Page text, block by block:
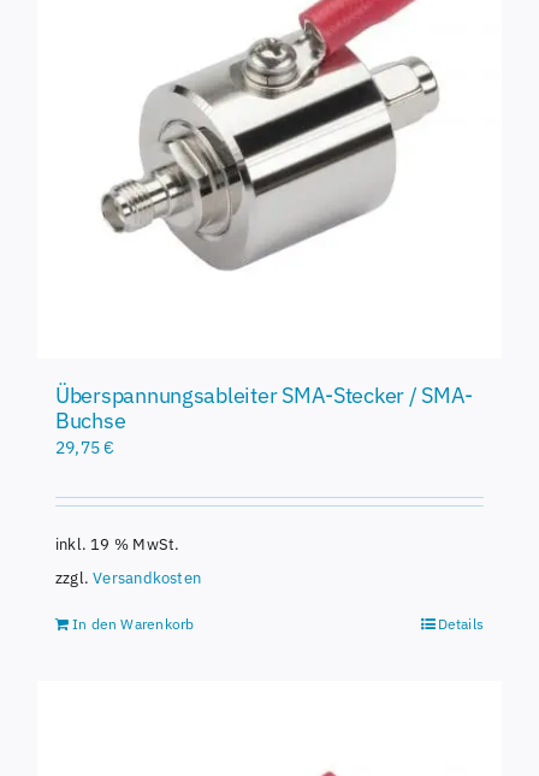
Überspannungsableiter SMA-Stecker / SMA-
Buchse
29,75€
inkl. 19 % MwSt.
zzgl.Versandkosten
In den Warenkorb Details